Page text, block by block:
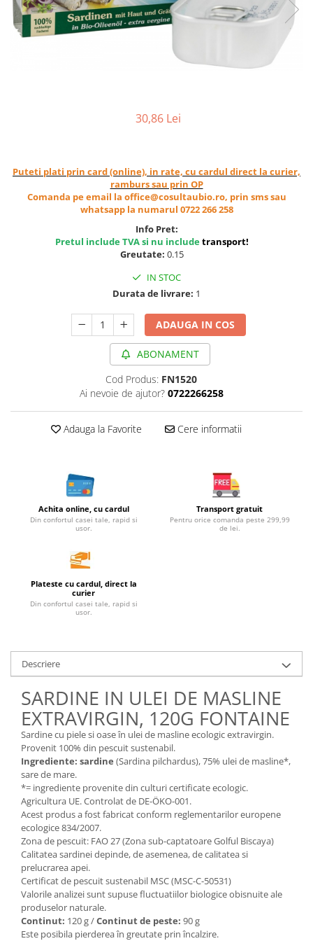
Ceai vrac
Ceaiuri diverse si accesorii
Siropuri Bio
Cacao si inlocuitori
Seminte bio pentru germinat
Seminte din plante oleaginoase
Cereale, fulgi din cereale, mic
Orez, Faina si Premixuri
Ulei, otet
Produse din carne
Conserve, Pateuri, creme
tartinabile
Leguminoase si seminte
Fermenti si gelifianti
Produse din soia
Sare si inlocuitori
Paine bio
Paste
Terci bio
Dulciuri
Ciocolata
Dulceturi, gemuri, compoturi
Creme
Bomboane, Caramele si Jeleuri
Biscuiti si napolitane
Inghetata
Zahar si indulcitori
Batoane
Dulciuri bio
Guma de mestecat bio
Snacksuri
30,86 Lei
Puteti plati prin card (online), in rate, cu cardul direct la curier,
ramburs sau prin OP
Comanda pe email la office@cosultaubio.ro, prin sms sau
whatsapp la numarul 0722 266 258
Info Pret:
Pretul include TVA si nu includetransport!
Greutate: 0.15
IN STOC
Durata de livrare: 1
ADAUGA IN COS
ABONAMENT
Cod Produs: FN1520
Ai nevoie de ajutor? 0722266258
Adauga la Favorite Cere informatii
Achita online, cu cardul
Din confortul casei tale, rapid si
usor.
Transport gratuit
Pentru orice comanda peste 299,99
de lei.
Plateste cu cardul, direct la
curier
Din confortul casei tale, rapid si
usor.
Descriere
SARDINE IN ULEI DE MASLINE
EXTRAVIRGIN, 120G FONTAINE
Sardine cu piele si oase în ulei de masline ecologic extravirgin.
Provenit 100% din pescuit sustenabil.
Ingrediente: sardine (Sardina pilchardus), 75% ulei de masline*,
sare de mare.
*= ingrediente provenite din culturi certificate ecologic.
Agricultura UE. Controlat de DE-ÖKO-001.
Acest produs a fost fabricat conform reglementarilor europene
ecologice 834/2007.
Zona de pescuit: FAO 27 (Zona sub-captatoare Golful Biscaya)
Calitatea sardinei depinde, de asemenea, de calitatea si
prelucrarea apei.
Certificat de pescuit sustenabil MSC (MSC-C-50531)
Valorile analizei sunt supuse fluctuatiilor biologice obisnuite ale
produselor naturale.
Continut: 120 g /Continut de peste: 90 g
Este posibila pierderea în greutate prin încalzire.